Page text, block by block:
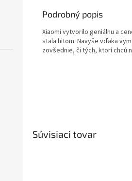
Súvisiaci tovar
Podrobný popis
Xiaomi vytvorilo geniálnu a
stala hitom. Navyše vďaka
zovšednie, či tých, ktorí chcú